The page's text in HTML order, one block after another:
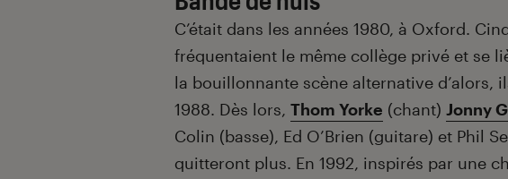
C’était dans les années 1980, à Oxford.
fréquentaient le même collège privé et se
la bouillonnante scène alternative d’alors,
1988. Dès lors, Thom Yorke (chant) Jonny
Colin (basse), Ed O’Brien (guitare) et Phil
quitteront plus. En 1992, inspirés par une